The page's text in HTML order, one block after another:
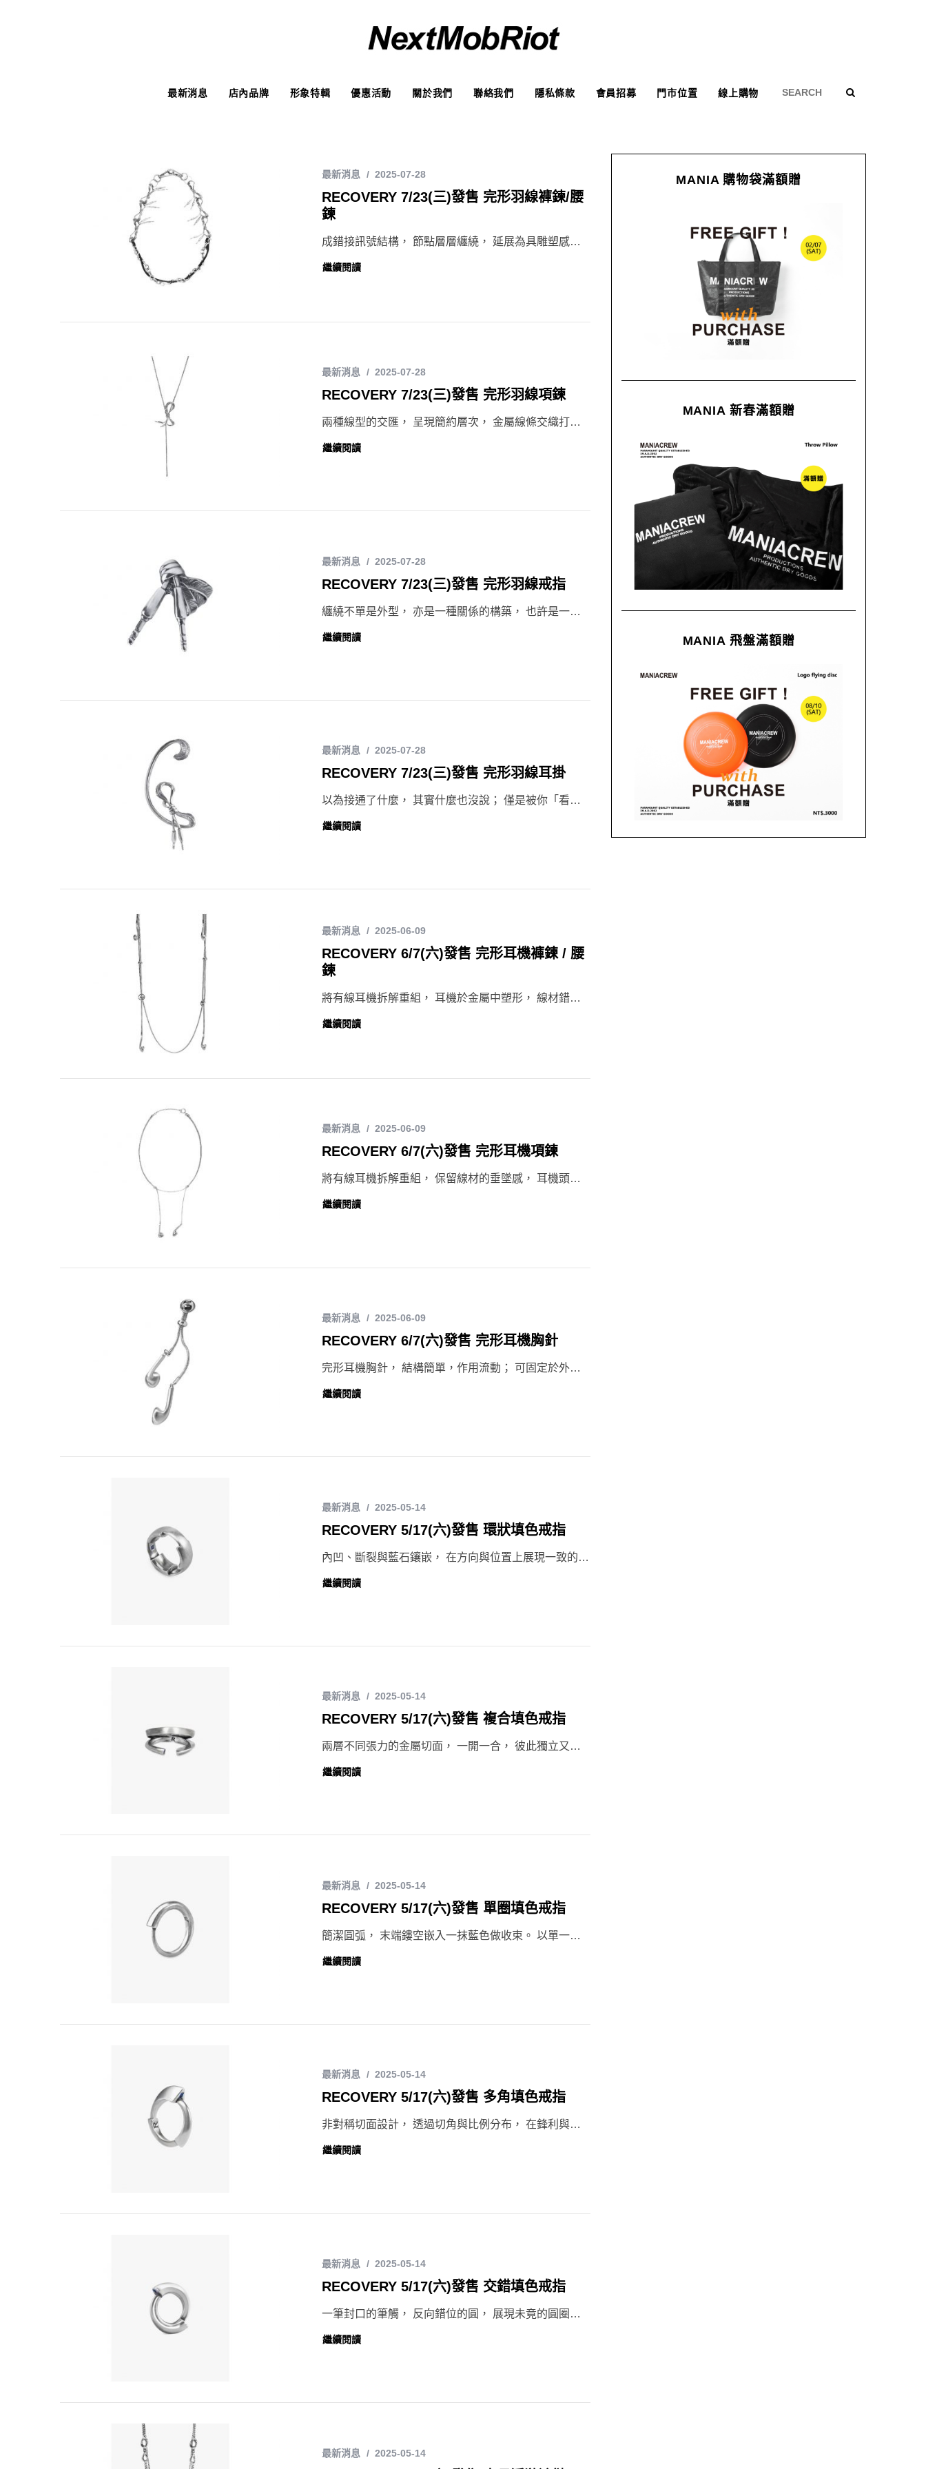
最新消息 店內品牌 形象特輯 優惠活動 關於我們 聯絡我們 隱私條款 會員招募 門市位置 線上購物
最新消息 2025-07-28
RECOVERY 7/23(三)發售 完形羽線褲鍊/腰
鍊
成錯接訊號結構， 節點層層纏繞， 延展為具雕塑感…
繼續閱讀
最新消息 2025-07-28
RECOVERY 7/23(三)發售 完形羽線項鍊
兩種線型的交匯， 呈現簡約層次， 金屬線條交織打…
繼續閱讀
最新消息 2025-07-28
RECOVERY 7/23(三)發售 完形羽線戒指
纏繞不單是外型， 亦是一種關係的構築， 也許是一…
繼續閱讀
最新消息 2025-07-28
RECOVERY 7/23(三)發售 完形羽線耳掛
以為接通了什麼， 其實什麼也沒說； 僅是被你「看…
繼續閱讀
最新消息 2025-06-09
RECOVERY 6/7(六)發售 完形耳機褲鍊 / 腰
鍊
將有線耳機拆解重組， 耳機於金屬中塑形， 線材錯…
繼續閱讀
最新消息 2025-06-09
RECOVERY 6/7(六)發售 完形耳機項鍊
將有線耳機拆解重組， 保留線材的垂墜感， 耳機頭…
繼續閱讀
最新消息 2025-06-09
RECOVERY 6/7(六)發售 完形耳機胸針
完形耳機胸針， 結構簡單，作用流動； 可固定於外…
繼續閱讀
最新消息 2025-05-14
RECOVERY 5/17(六)發售 環狀填色戒指
內凹、斷裂與藍石鑲嵌， 在方向與位置上展現一致的…
繼續閱讀
最新消息 2025-05-14
RECOVERY 5/17(六)發售 複合填色戒指
兩層不同張力的金屬切面， 一開一合， 彼此獨立又…
繼續閱讀
最新消息 2025-05-14
RECOVERY 5/17(六)發售 單圈填色戒指
簡潔圓弧， 末端鏤空嵌入一抹藍色做收束。 以單一…
繼續閱讀
最新消息 2025-05-14
RECOVERY 5/17(六)發售 多角填色戒指
非對稱切面設計， 透過切角與比例分布， 在鋒利與…
繼續閱讀
最新消息 2025-05-14
RECOVERY 5/17(六)發售 交錯填色戒指
一筆封口的筆觸， 反向錯位的圓， 展現未竟的圓圈…
繼續閱讀
最新消息 2025-05-14
MANIA 購物袋滿額贈
MANIA 新春滿額贈
MANIA 飛盤滿額贈